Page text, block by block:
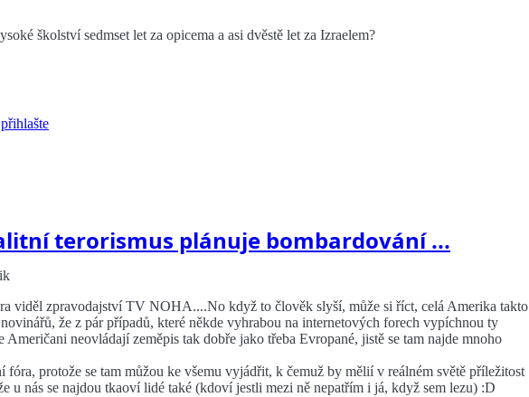
školství sedmset let za opicema a asi dvěstě let za Izraelem?
přihlašte
terorismus plánuje bombardování ...
viděl zpravodajství TV NOHA....No když to člověk slyší, může si říct, celá Amerika takto
že z pár případů, které někde vyhrabou na internetových forech vypíchnou ty
Američani neovládají zeměpis tak dobře jako třeba Evropané, jistě se tam najde mnoho
protože se tam můžou ke všemu vyjádřit, k čemuž by mělií v reálném světě příležitost
u nás se najdou tkaoví lidé také (kdoví jestli mezi ně nepatřím i já, když sem lezu) :D